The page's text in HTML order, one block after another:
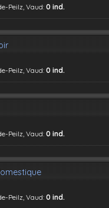
Peilz, Vaud:0 ind.
Peilz, Vaud:0 ind.
Peilz, Vaud:0 ind.
Peilz, Vaud:0 ind.